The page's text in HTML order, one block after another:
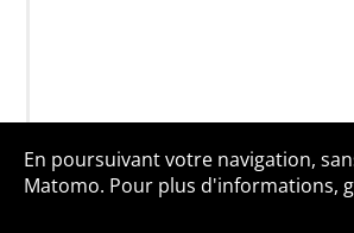
En poursuivant votre navigation,
Matomo. Pour plus d'informations,